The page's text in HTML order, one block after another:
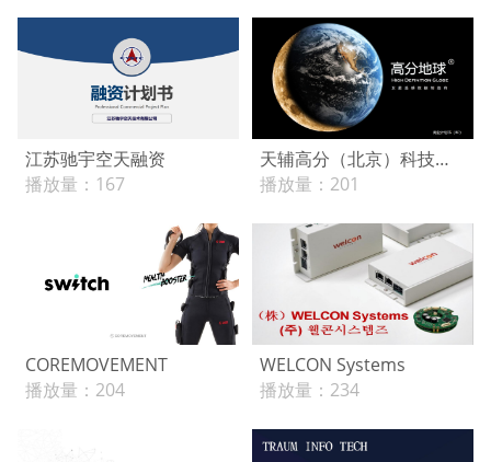
江苏驰宇空天融资
播放量： 167
天辅高分（北京）科技有限公司
播放量： 201
COREMOVEMENT
播放量： 204
WELCON Systems
播放量： 234